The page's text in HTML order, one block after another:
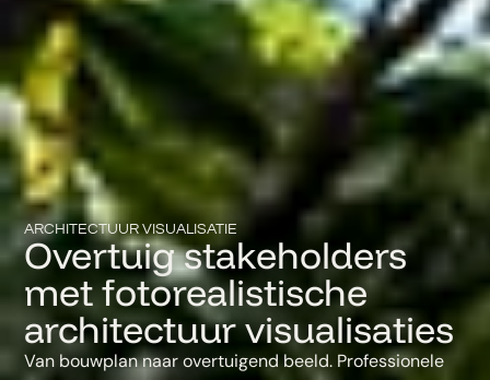
ARCHITECTUUR VISUALISATIE
Overtuig stakeholders
met fotorealistische
architectuur visualisaties
Van bouwplan naar overtuigend beeld. Professionele